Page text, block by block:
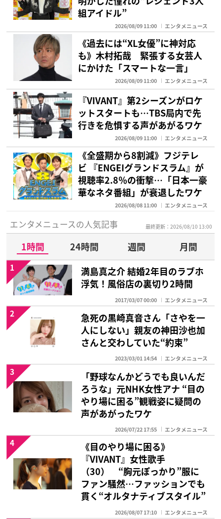
組アイドル”
2026/08/09 11:00 エンタメニュース
《過去には“XL女優”に神対応
も》木村拓哉 緊張する女芸人
にかけた「スマートな一言」
2026/08/09 11:00 エンタメニュース
『VIVANT』第2シーズンがロケ
ットスタートも…TBS局内で先
行きを危惧する声があがるワケ
2026/08/09 11:00 エンタメニュース
《全盛期から8割減》フジテレ
ビ 『ENGEIグランドスラム』が
視聴率2.8％の衝撃…「日本一豪
華なネタ番組」が衰退したワケ
2026/08/08 11:00 エンタメニュース
エンタメニュースの人気記事 最終更新：2026/08/10 13:00
1時間 24時間 週間
月間
満島真之介 結婚2年目のラブホ
浮気！風俗店の裏切り2時間
2017/03/07 00:00 エンタメニュース
1
急死の黒崎真音さん「さやを一
人にしない」親友の神田沙也加
さんと交わしていた“約束”
2023/03/01 14:54 エンタメニュース
2
「野球なんかどうでも良いんだ
ろうな」元NHK女性アナ “目の
やり場に困る”観戦姿に疑問の
声があがったワケ
2026/07/22 17:55 エンタメニュース
3
《目のやり場に困る》
『VIVANT』女性歌手
（30） “胸元ぽっかり”服に
ファン騒然…ファッションでも
貫く“オルタナティブスタイル”
2026/08/07 17:10 エンタメニュース
4